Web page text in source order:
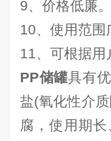
9、价格低廉。
10、使用范围
11、可根据
PP储罐具有
盐(氧化性介
腐，使用期